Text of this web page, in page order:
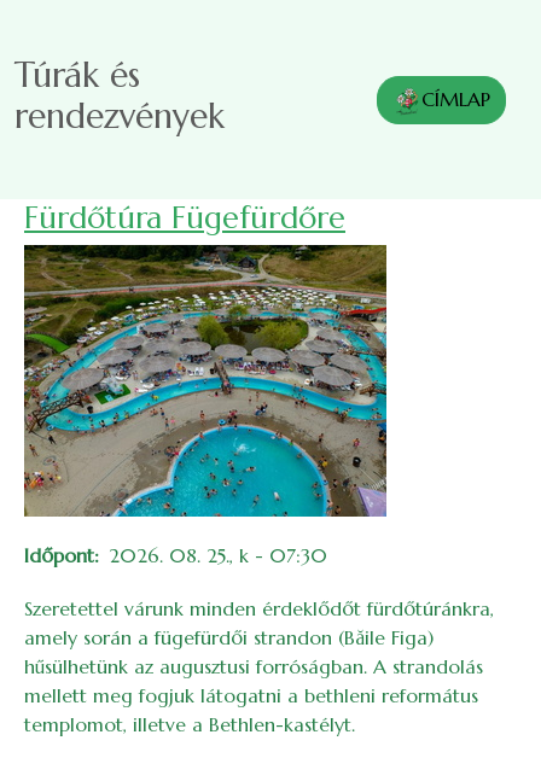
Túrák és
rendezvények
CÍMLAP
Fürdőtúra Fügefürdőre
Időpont 2026. 08. 25., k - 07:30
Szeretettel várunk minden érdeklődőt fürdőtúránkra,
amely során a fügefürdői strandon (Băile Figa)
hűsülhetünk az augusztusi forróságban. A strandolás
mellett meg fogjuk látogatni a bethleni református
templomot, illetve a Bethlen-kastélyt.